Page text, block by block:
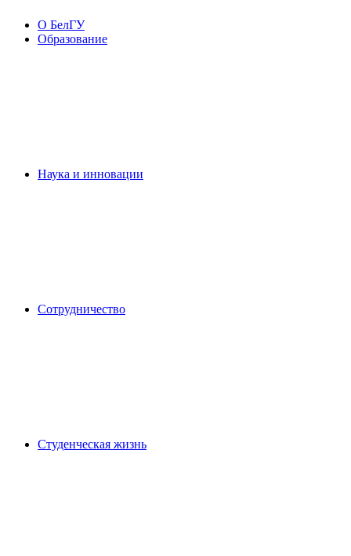
О БелГУ
Образование
Наука и инновации
Сотрудничество
Студенческая жизнь